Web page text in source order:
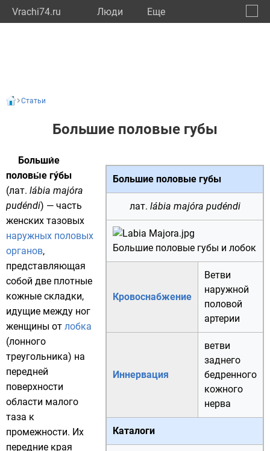
Vrachi74.ru Люди Eще
Статьи
Большие половые губы
Большие половые губы
лат. lábia majóra pudéndi
Большие половые губы и лобок
Кровоснабжение
Ветви
наружной
половой
артерии
Иннервация
ветви
заднего
бедренного
кожного
нерва
Каталоги
Больши́е
половы́е гýбы
(лат. lábia majóra
pudéndi) — часть
женских тазовых
наружных половых
органов,
представляющая
собой две плотные
кожные складки,
идущие между ног
женщины от лобка
(лонного
треугольника) на
передней
поверхности
области малого
таза к
промежности. Их
передние края